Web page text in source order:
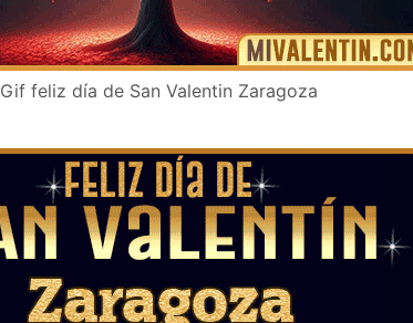
Gif feliz día de San Valentin Zaragoza